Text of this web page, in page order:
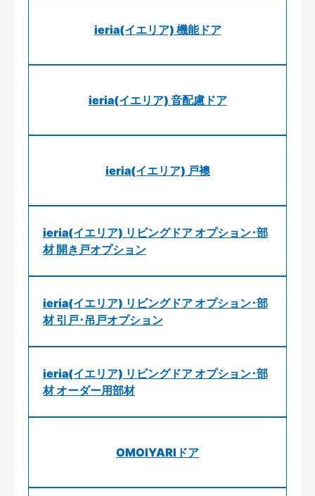
ieria(イエリア) 機能ドア
ieria(イエリア) 音配慮ドア
ieria(イエリア) 戸襖
ieria(イエリア) リビングドア オプション･部
材 開き戸オプション
ieria(イエリア) リビングドア オプション･部
材 引戸･吊戸オプション
ieria(イエリア) リビングドア オプション･部
材 オーダー用部材
OMOIYARIドア